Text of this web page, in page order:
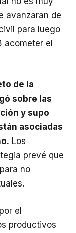
avanzaran de
para luego
acometer el
de la
sobre las
y supo
asociadas
Los
prevé que
no
el
productivos